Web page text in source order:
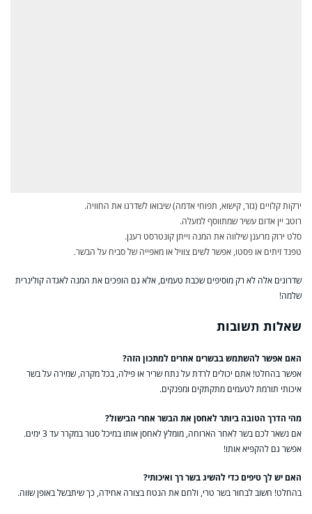
ירקות קלויים (גזר, קישוא, תפוחי אדמה) שיבואו לשדרגו את החוויה.
רוטב יין אדום עשיר שמתווסף למעלה.
סלט ירוק מרענן שילווה את המנה וייתן קונטרסט רענן.
טפנד זיתים או פסטו, אפשר לשים צוויל או מאפייה של סביח על הבשר.
שדרוגים אלה לא רק מוסיפים שכבת טעמים, אלא גם הופכים את המנה לאגדה קולינרית
שלמה!
שאלות תשובות
האם אפשר להשתמש בבשרים אחרים למתכון הזה?
אפשר בהחלט! אתם יכולים לרדת על נתח שריר או פילה, בכל מקרה, שמירה על בשר
איכותי תורמת לטעמים מתקתקים ומפנקים.
מהי הדרך הטובה ביותר לאחסן את הבשר אחרי הבישול?
אם נשאר לכם בשר לאחר הארוחה, מומלץ לאחסן אותו במיכל סגור במקרר עד 3 ימים.
אפשר גם להקפיא אותו!
האם יש לך טיפים כדי להשיג בשר רך ואיכותי?
בהחלט! חשוב לבחור בשר טרי, ולחם את הנטח בצורה אחידה, כך שיתבשל באופן שווה.